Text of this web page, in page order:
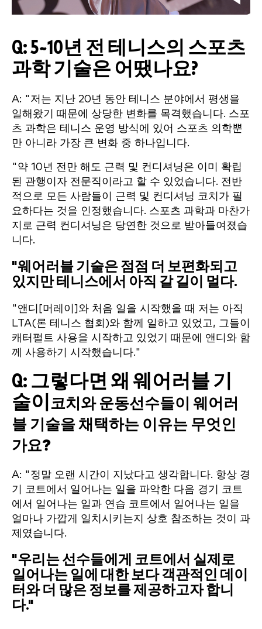
Q: 5~10년 전 테니스의 스포츠
과학 기술은 어땠나요?
A: "저는 지난 20년 동안 테니스 분야에서 평생을
일해왔기 때문에 상당한 변화를 목격했습니다. 스포
츠 과학은 테니스 운영 방식에 있어 스포츠 의학뿐
만 아니라 가장 큰 변화 중 하나입니다.
"약 10년 전만 해도 근력 및 컨디셔닝은 이미 확립
된 관행이자 전문직이라고 할 수 있었습니다. 전반
적으로 모든 사람들이 근력 및 컨디셔닝 코치가 필
요하다는 것을 인정했습니다. 스포츠 과학과 마찬가
지로 근력 컨디셔닝은 당연한 것으로 받아들여졌습
니다.
"웨어러블 기술은 점점 더 보편화되고
있지만 테니스에서 아직 갈 길이 멀다.
"앤디[머레이]와 처음 일을 시작했을 때 저는 아직
LTA(론 테니스 협회)와 함께 일하고 있었고, 그들이
캐터펄트 사용을 시작하고 있었기 때문에 앤디와 함
께 사용하기 시작했습니다."
Q: 그렇다면 왜 웨어러블 기
술이 코치와 운동선수들이 웨어러
블 기술을 채택하는 이유는 무엇인
가요?
A: "정말 오랜 시간이 지났다고 생각합니다. 항상 경
기 코트에서 일어나는 일을 파악한 다음 경기 코트
에서 일어나는 일과 연습 코트에서 일어나는 일을
얼마나 가깝게 일치시키는지 상호 참조하는 것이 과
제였습니다.
"우리는 선수들에게 코트에서 실제로
일어나는 일에 대한 보다 객관적인 데이
터와 더 많은 정보를 제공하고자 합니
다."